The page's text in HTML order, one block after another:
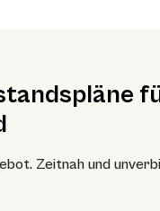
Zeitnah und